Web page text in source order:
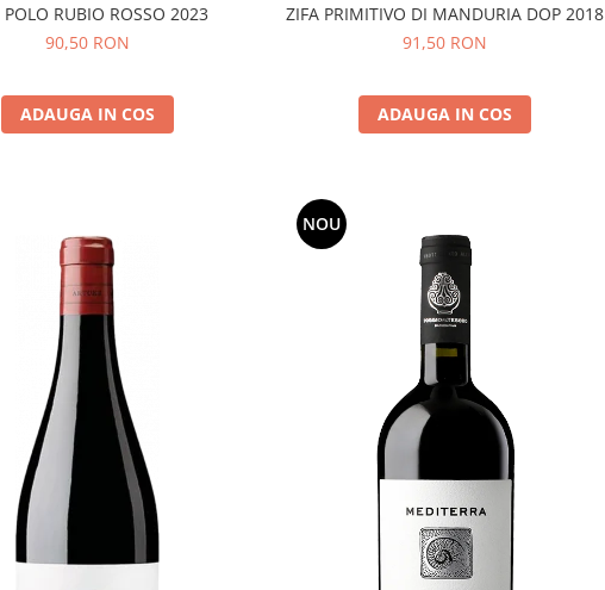
POLO RUBIO ROSSO 2023
90,50 RON
ADAUGA IN COS
ZIFA PRIMITIVO DI MANDURIA DOP 2018
91,50 RON
ADAUGA IN COS
NOU